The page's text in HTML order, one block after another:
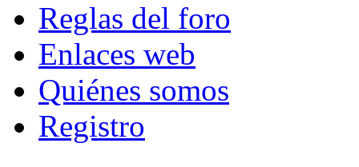
Reglas del foro
Enlaces web
Quiénes somos
Registro